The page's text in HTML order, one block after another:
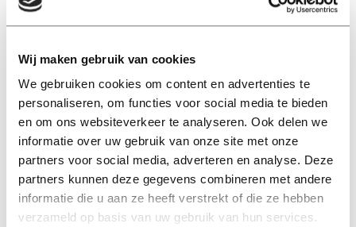
Wij maken gebruik van cookies
We gebruiken cookies om content en advertenties te
personaliseren, om functies voor social media te bieden
en om ons websiteverkeer te analyseren. Ook delen we
informatie over uw gebruik van onze site met onze
partners voor social media, adverteren en analyse. Deze
partners kunnen deze gegevens combineren met andere
informatie die u aan ze heeft verstrekt of die ze hebben
verzameld op basis van uw gebruik van hun services.
van de samenleving
04 april 2022
Nieuws
Klachten studenten over
wangedrag zijn topje van de
ijsberg
23 februari 2022